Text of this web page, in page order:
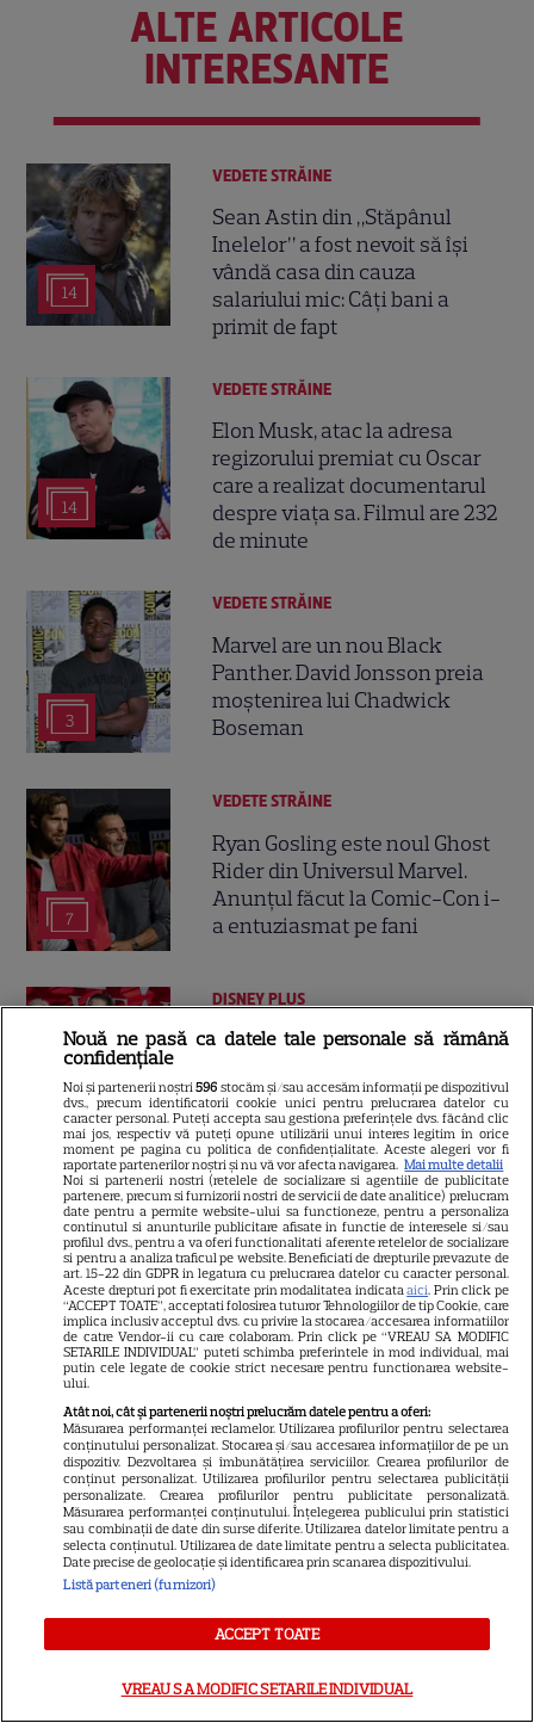
ALTE ARTICOLE
INTERESANTE
14
VEDETE STRĂINE
Sean Astin din „Stăpânul
Inelelor” a fost nevoit să își
vândă casa din cauza
salariului mic: Câți bani a
primit de fapt
14
VEDETE STRĂINE
Elon Musk, atac la adresa
regizorului premiat cu Oscar
care a realizat documentarul
despre viața sa. Filmul are 232
de minute
3
VEDETE STRĂINE
Marvel are un nou Black
Panther. David Jonsson preia
moștenirea lui Chadwick
Boseman
7
VEDETE STRĂINE
Ryan Gosling este noul Ghost
Rider din Universul Marvel.
Anunțul făcut la Comic-Con i-
a entuziasmat pe fani
DISNEY PLUS
„Diavolul se îmbracă de la
Meryl Streep și Anne
Hathaway revin la revista
Runway
9
VEDETE STRĂINE
Meryl Streep, gest
impresionant pentru Anne
Hathaway și Emily Blunt la
„Diavolul se îmbracă de la
Prada 2”. Ce salarii ar fi primit
13
VEDETE STRĂINE
Tom Holland, decizie radicală
pentru noul său film! Ce
promisiune a făcut actorul
după momentele virale în care
Nouă ne pasă ca datele tale personale să rămână
confidențiale
Noi și partenerii noștri596 stocăm și/sau accesăm informații pe dispozitivul
dvs., precum identificatorii cookie unici pentru prelucrarea datelor cu
caracter personal. Puteți accepta sau gestiona preferințele dvs. făcând clic
mai jos, respectiv vă puteți opune utilizării unui interes legitim în orice
moment pe pagina cu politica de confidențialitate. Aceste alegeri vor fi
raportate partenerilor noștri și nu vă vor afecta navigarea. Mai multe detalii
Noi si partenerii nostri (retelele de socializare si agentiile de publicitate
partenere, precum si furnizorii nostri de servicii de date analitice) prelucram
date pentru a permite website-ului sa functioneze, pentru a personaliza
continutul si anunturile publicitare afisate in functie de interesele si/sau
profilul dvs., pentru a va oferi functionalitati aferente retelelor de socializare
si pentru a analiza traficul pe website. Beneficiati de drepturile prevazute de
art. 15-22 din GDPR in legatura cu prelucrarea datelor cu caracter personal.
Aceste drepturi pot fi exercitate prin modalitatea indicataaici. Prin click pe
“ACCEPT TOATE”, acceptati folosirea tuturor Tehnologiilor de tip Cookie, care
implica inclusiv acceptul dvs. cu privire la stocarea/accesarea informatiilor
de catre Vendor-ii cu care colaboram. Prin click pe “VREAU SA MODIFIC
SETARILE INDIVIDUAL” puteti schimba preferintele in mod individual, mai
putin cele legate de cookie strict necesare pentru functionarea website-
ului.
Atât noi, cât și partenerii noștri prelucrăm datele pentru a oferi:
Măsurarea performanței reclamelor. Utilizarea profilurilor pentru selectarea
conținutului personalizat. Stocarea și/sau accesarea informațiilor de pe un
dispozitiv. Dezvoltarea și îmbunătățirea serviciilor. Crearea profilurilor de
conținut personalizat. Utilizarea profilurilor pentru selectarea publicității
personalizate. Crearea profilurilor pentru publicitate personalizată.
Măsurarea performanței conținutului. Înțelegerea publicului prin statistici
sau combinații de date din surse diferite. Utilizarea datelor limitate pentru a
selecta conținutul. Utilizarea de date limitate pentru a selecta publicitatea.
Date precise de geolocație și identificarea prin scanarea dispozitivului.
Listă parteneri (furnizori)
ACCEPT TOATE
VREAU SA MODIFIC SETARILE INDIVIDUAL